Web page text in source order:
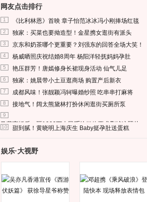
网友点击排行
1 《比利林恩》首映 章子怡范冰冰冯小刚捧场红毯
2 独家：买菜也要拗造型！金星携女逛街有派头
3 京东和奶茶哪个更重要？刘强东的回答全场大笑！
4 杨威晒照庆祝结婚8周年 杨阳洋轻抚妈妈孕肚
5 艳压群芳！唐嫣修身长裙现身活动 仙气儿足
6 独家：姚晨带小土豆逛商场 购置产后新衣
7 成都风味！张靓颖冯轲曝婚纱照 吃串串打麻将
8 接地气！阔太熊黛林打扮休闲逛街买厕所泵
9
马蓉离婚后，砸1000万人民币给媒体要求删掉这照片
10 甜到腻！黄晓明上海庆生 Baby挺孕肚送蛋糕
娱乐·大视野